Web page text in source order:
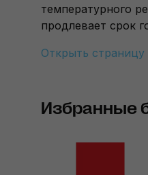
температурного
продлевает срок
Открыть страницу
Избранные